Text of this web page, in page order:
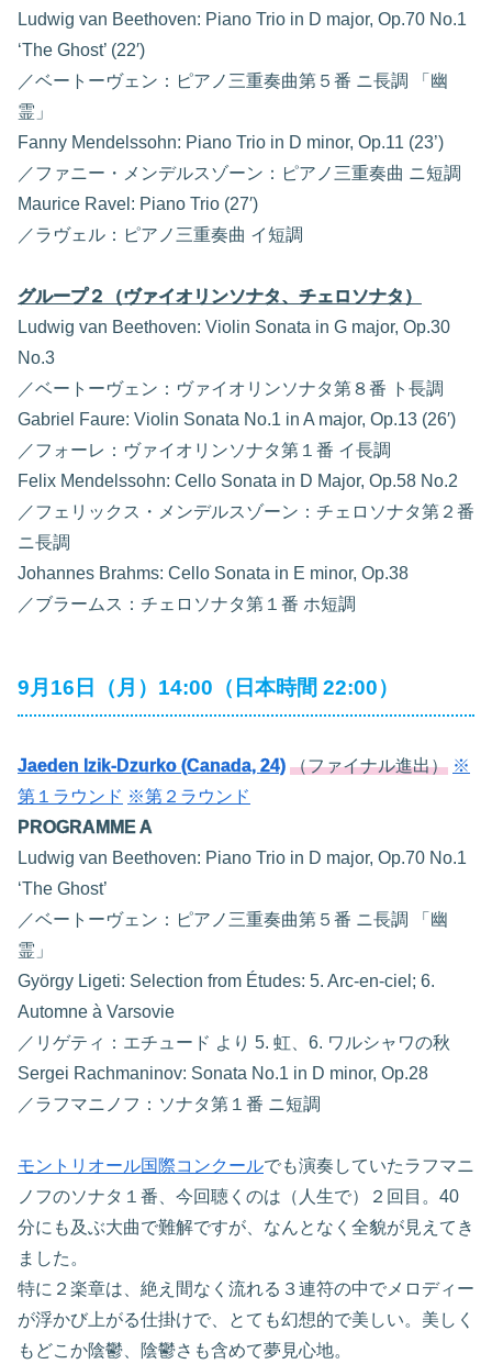
Ludwig van Beethoven: Piano Trio in D major, Op.70 No.1
‘The Ghost’ (22′)
／ベートーヴェン：ピアノ三重奏曲第５番 ニ長調 「幽
霊」
Fanny Mendelssohn: Piano Trio in D minor, Op.11 (23’)
／ファニー・メンデルスゾーン：ピアノ三重奏曲 ニ短調
Maurice Ravel: Piano Trio (27′)
／ラヴェル：ピアノ三重奏曲 イ短調
グループ２（ヴァイオリンソナタ、チェロソナタ）
Ludwig van Beethoven: Violin Sonata in G major, Op.30
No.3
／ベートーヴェン：ヴァイオリンソナタ第８番 ト長調
Gabriel Faure: Violin Sonata No.1 in A major, Op.13 (26′)
／フォーレ：ヴァイオリンソナタ第１番 イ長調
Felix Mendelssohn: Cello Sonata in D Major, Op.58 No.2
／フェリックス・メンデルスゾーン：チェロソナタ第２番
ニ長調
Johannes Brahms: Cello Sonata in E minor, Op.38
／ブラームス：チェロソナタ第１番 ホ短調
9月16日（月）14:00（日本時間 22:00）
Jaeden Izik-Dzurko (Canada, 24) （ファイナル進出） ※
第１ラウンド ※第２ラウンド
PROGRAMME A
Ludwig van Beethoven: Piano Trio in D major, Op.70 No.1
‘The Ghost’
／ベートーヴェン：ピアノ三重奏曲第５番 ニ長調 「幽
霊」
György Ligeti: Selection from Études: 5. Arc-en-ciel; 6.
Automne à Varsovie
／リゲティ：エチュード より 5. 虹、6. ワルシャワの秋
Sergei Rachmaninov: Sonata No.1 in D minor, Op.28
／ラフマニノフ：ソナタ第１番 ニ短調
モントリオール国際コンクールでも演奏していたラフマニ
ノフのソナタ１番、今回聴くのは（人生で）２回目。40
分にも及ぶ大曲で難解ですが、なんとなく全貌が見えてき
ました。
特に２楽章は、絶え間なく流れる３連符の中でメロディー
が浮かび上がる仕掛けで、とても幻想的で美しい。美しく
もどこか陰鬱、陰鬱さも含めて夢見心地。